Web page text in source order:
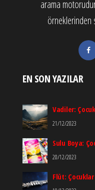
arama
örneklerinden
EN SON YAZILAR
Vadiler:
21/12/2023
Sulu Boya:
20/12/2023
Flüt: